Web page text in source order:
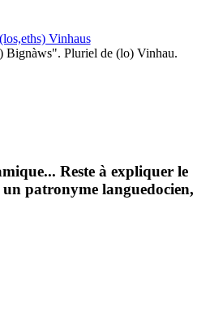
(los,eths) Vinhaus
Bignàws". Pluriel de (lo) Vinhau.
Reste à expliquer le
un patronyme languedocien,